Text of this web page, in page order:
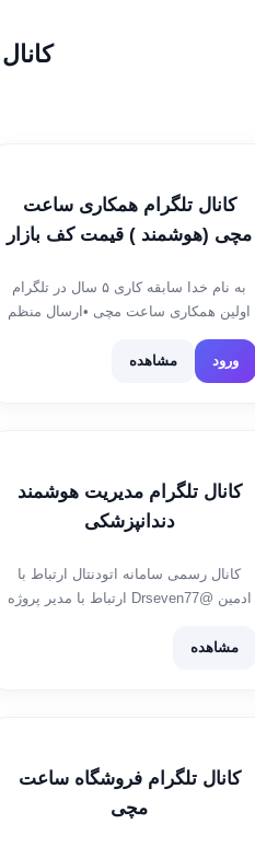
کانال تلگرام همکاری ساعت
مچی (هوشمند ) قیمت کف بازار
به نام خدا سابقه کاری ۵ سال در تلگرام
اولین همکاری ساعت مچی •ارسال منظم
✈ •دارای جعبه مخصوص و کارت گارانتی🎁
•هزینه ارسال کلا ۲۵ تومان میباشد ارسال
از خراسان رضوی مشهد ثبت سفارش […]
ورود مشاهده
کانال تلگرام مدیریت هوشمند
دندانپزشکی
کانال رسمی سامانه اتودنتال ارتباط با
ادمین @Drseven77 ارتباط با مدیر پروژه
https://wa.me/+989146808006
مشاهده
کانال تلگرام فروشگاه ساعت
مچی